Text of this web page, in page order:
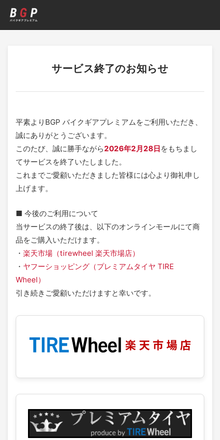
サービス終了のお知らせ
BGP バイクギアプレミアム サービ
平素よりBGP バイクギアプレミアムをご利用いただき、
誠にありがとうございます。
このたび、誠に勝手ながら2026年2月28日 をもちまし
てサービスを終了いたしました。
これまでご愛顧いただきました皆様には心より御礼申し
上げます。
■ 今後のご利用について
当サービスの終了後は、以下のオンラインモールにて商
品をご購入いただけます。
・ 楽天市場（tirewheel 楽天市場店）
・ ヤフーショッピング（プレミアムタイヤ TIRE
Wheel）
引き続きご愛顧いただけますと幸いです。